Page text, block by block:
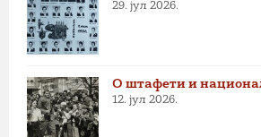
29. јул 2026.
О штафети и
12. јул 2026.